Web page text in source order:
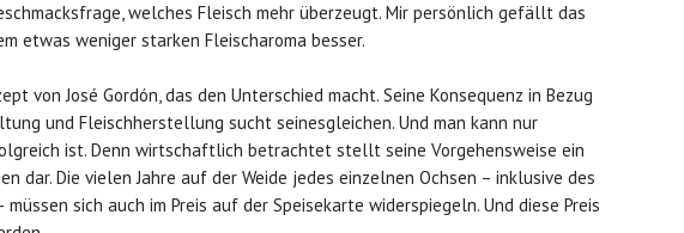
welches Fleisch mehr überzeugt. Mir persönlich gefällt das
etwas weniger starken Fleischaroma besser.
von José Gordón, das den Unterschied macht. Seine Konsequenz in Bezug
und Fleischherstellung sucht seinesgleichen. Und man kann nur
ist. Denn wirtschaftlich betrachtet stellt seine Vorgehensweise ein
dar. Die vielen Jahre auf der Weide jedes einzelnen Ochsen – inklusive des
sich auch im Preis auf der Speisekarte widerspiegeln. Und diese Preis